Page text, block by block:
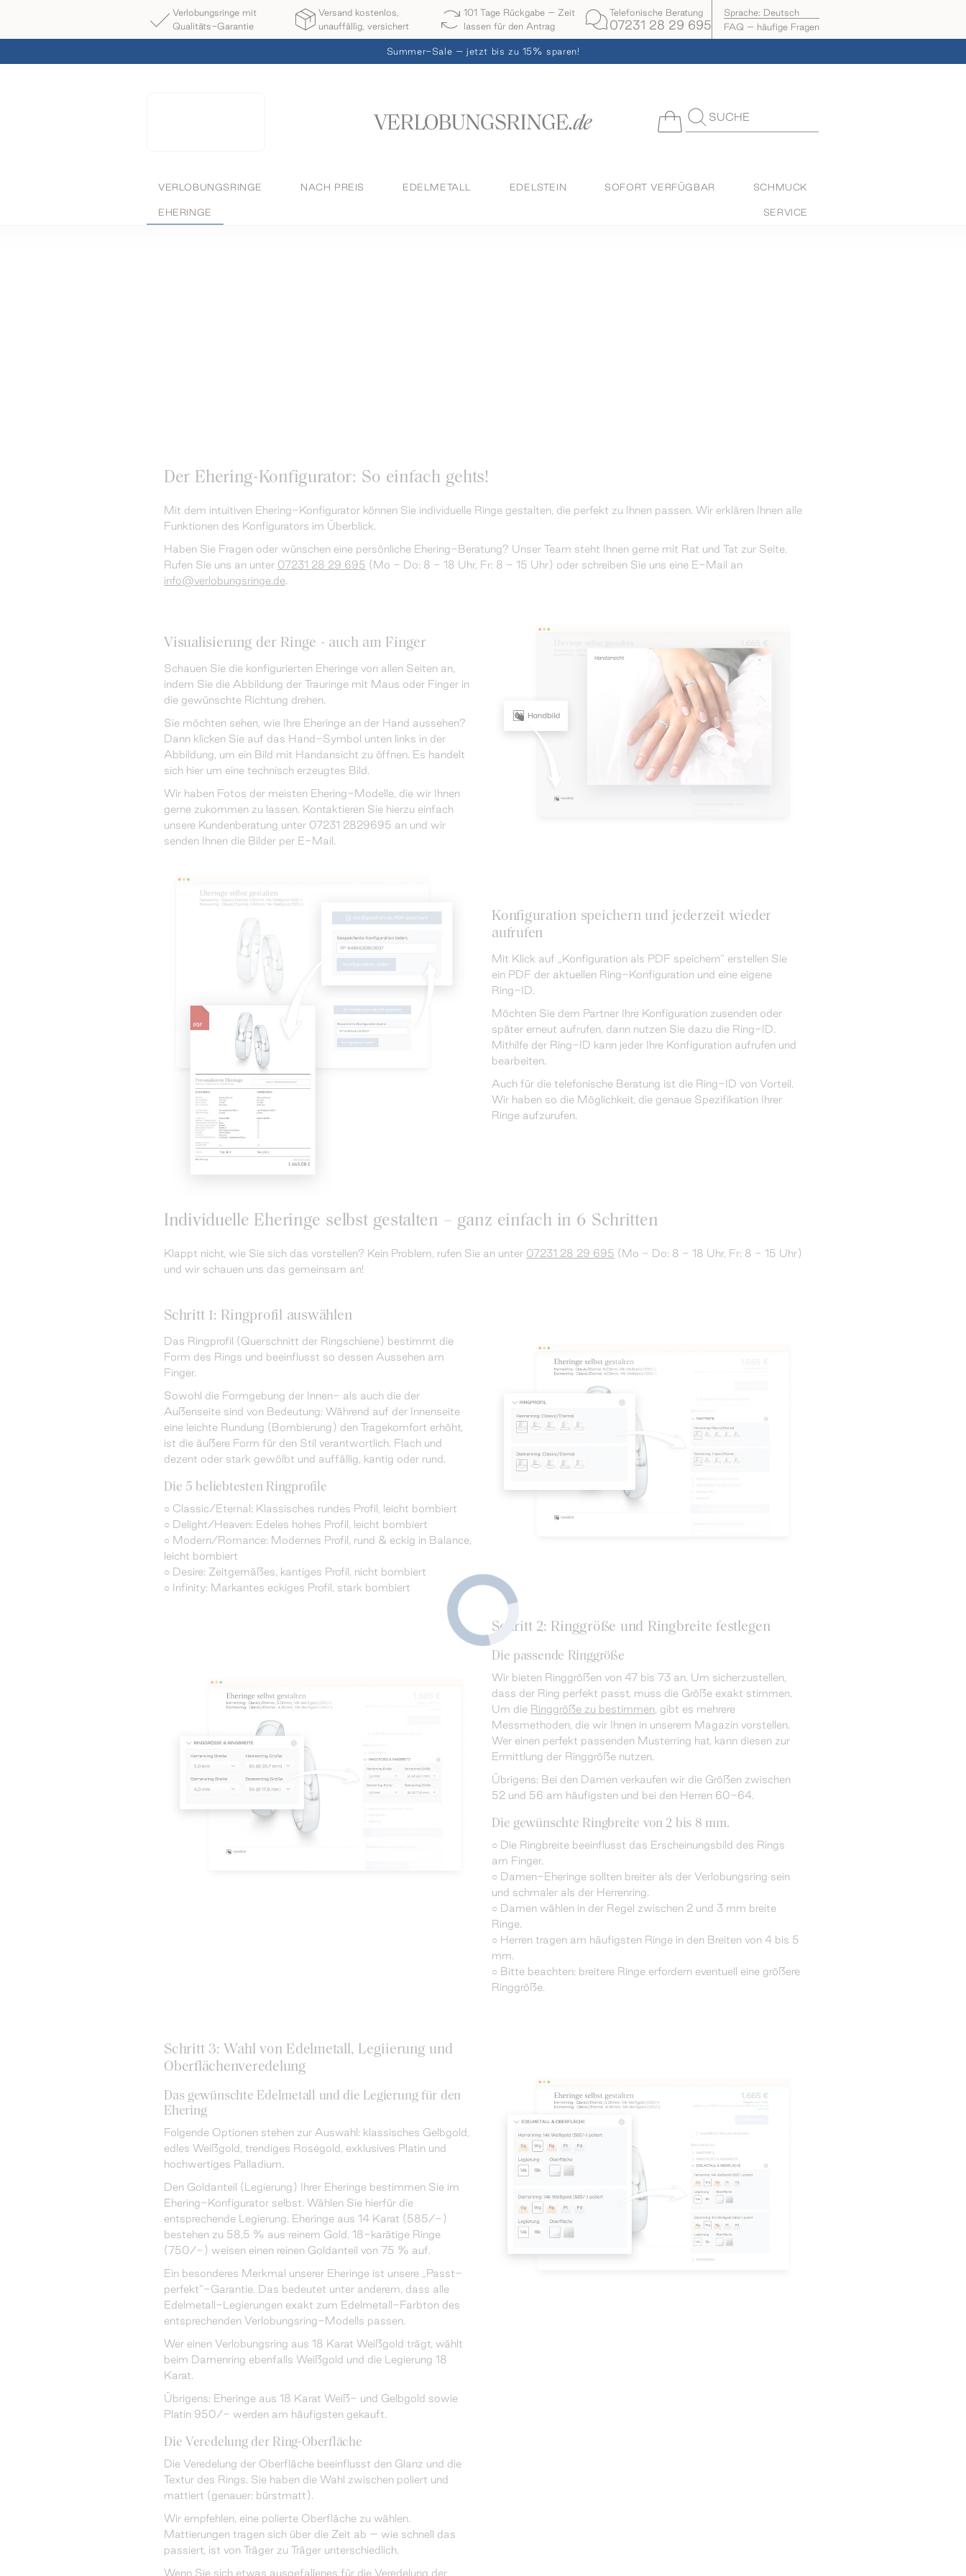
Verlobungsringe mit
Qualitäts-Garantie
Versand kostenlos,
unauffällig, versichert
101 Tage Rückgabe – Zeit
lassen für den Antrag
Telefonische Beratung
07231 28 29 695
Sprache: Deutsch
FAQ – häufige Fragen
Summer-Sale – jetzt bis zu 15% sparen!
SUCHE
VERLOBUNGSRINGE NACH PREIS EDELMETALL EDELSTEIN SOFORT VERFÜGBAR SCHMUCK
EHERINGE SERVICE
Der Ehering-Konfigurator: So einfach gehts!
Mit dem intuitiven Ehering-Konfigurator können Sie individuelle Ringe gestalten, die perfekt zu Ihnen passen. Wir erklären Ihnen alle
Funktionen des Konfigurators im Überblick.
Haben Sie Fragen oder wünschen eine persönliche Ehering-Beratung? Unser Team steht Ihnen gerne mit Rat und Tat zur Seite.
Rufen Sie uns an unter 07231 28 29 695 (Mo - Do: 8 - 18 Uhr, Fr: 8 - 15 Uhr) oder schreiben Sie uns eine E-Mail an
info@verlobungsringe.de.
Visualisierung der Ringe - auch am Finger
Schauen Sie die konfigurierten Eheringe von allen Seiten an,
indem Sie die Abbildung der Trauringe mit Maus oder Finger in
die gewünschte Richtung drehen.
Sie möchten sehen, wie Ihre Eheringe an der Hand aussehen?
Dann klicken Sie auf das Hand-Symbol unten links in der
Abbildung, um ein Bild mit Handansicht zu öffnen. Es handelt
sich hier um eine technisch erzeugtes Bild.
Wir haben Fotos der meisten Ehering-Modelle, die wir Ihnen
gerne zukommen zu lassen. Kontaktieren Sie hierzu einfach
unsere Kundenberatung unter 07231 2829695 an und wir
senden Ihnen die Bilder per E-Mail.
Konfiguration speichern und jederzeit wieder
aufrufen
Mit Klick auf „Konfiguration als PDF speichern“ erstellen Sie
ein PDF der aktuellen Ring-Konfiguration und eine eigene
Ring-ID.
Möchten Sie dem Partner Ihre Konfiguration zusenden oder
später erneut aufrufen, dann nutzen Sie dazu die Ring-ID.
Mithilfe der Ring-ID kann jeder Ihre Konfiguration aufrufen und
bearbeiten.
Auch für die telefonische Beratung ist die Ring-ID von Vorteil.
Wir haben so die Möglichkeit, die genaue Spezifikation Ihrer
Ringe aufzurufen.
Individuelle Eheringe selbst gestalten – ganz einfach in 6 Schritten
Klappt nicht, wie Sie sich das vorstellen? Kein Problem, rufen Sie an unter 07231 28 29 695 (Mo - Do: 8 - 18 Uhr, Fr: 8 - 15 Uhr)
und wir schauen uns das gemeinsam an!
Schritt 1: Ringprofil auswählen
Das Ringprofil (Querschnitt der Ringschiene) bestimmt die
Form des Rings und beeinflusst so dessen Aussehen am
Finger.
Sowohl die Formgebung der Innen- als auch die der
Außenseite sind von Bedeutung: Während auf der Innenseite
eine leichte Rundung (Bombierung) den Tragekomfort erhöht,
ist die äußere Form für den Stil verantwortlich. Flach und
dezent oder stark gewölbt und auffällig, kantig oder rund.
Die 5 beliebtesten Ringprofile
○ Classic/Eternal: Klassisches rundes Profil, leicht bombiert
○ Delight/Heaven: Edeles hohes Profil, leicht bombiert
○ Modern/Romance: Modernes Profil, rund & eckig in Balance,
leicht bombiert
○ Desire: Zeitgemäßes, kantiges Profil, nicht bombiert
○ Infinity: Markantes eckiges Profil, stark bombiert
Schritt 2: Ringgröße und Ringbreite festlegen
Die passende Ringgröße
Wir bieten Ringgrößen von 47 bis 73 an. Um sicherzustellen,
dass der Ring perfekt passt, muss die Größe exakt stimmen.
Um die Ringgröße zu bestimmen , gibt es mehrere
Messmethoden, die wir Ihnen in unserem Magazin vorstellen.
Wer einen perfekt passenden Musterring hat, kann diesen zur
Ermittlung der Ringgröße nutzen.
Übrigens: Bei den Damen verkaufen wir die Größen zwischen
52 und 56 am häufigsten und bei den Herren 60-64.
Die gewünschte Ringbreite von 2 bis 8 mm.
○ Die Ringbreite beeinflusst das Erscheinungsbild des Rings
am Finger.
○ Damen-Eheringe sollten breiter als der Verlobungsring sein
und schmaler als der Herrenring.
○ Damen wählen in der Regel zwischen 2 und 3 mm breite
Ringe.
○ Herren tragen am häufigsten Ringe in den Breiten von 4 bis 5
mm.
○ Bitte beachten: breitere Ringe erfordern eventuell eine größere
Ringgröße.
Schritt 3: Wahl von Edelmetall, Legiierung und
Oberflächenveredelung
Das gewünschte Edelmetall und die Legierung für den
Ehering
Folgende Optionen stehen zur Auswahl: klassisches Gelbgold,
edles Weißgold, trendiges Roségold, exklusives Platin und
hochwertiges Palladium.
Den Goldanteil (Legierung) Ihrer Eheringe bestimmen Sie im
Ehering-Konfigurator selbst. Wählen Sie hierfür die
entsprechende Legierung. Eheringe aus 14 Karat (585/-)
bestehen zu 58,5 % aus reinem Gold. 18-karätige Ringe
(750/-) weisen einen reinen Goldanteil von 75 % auf.
Ein besonderes Merkmal unserer Eheringe ist unsere „Passt-
perfekt“-Garantie. Das bedeutet unter anderem, dass alle
Edelmetall-Legierungen exakt zum Edelmetall-Farbton des
entsprechenden Verlobungsring-Modells passen.
Wer einen Verlobungsring aus 18 Karat Weißgold trägt, wählt
beim Damenring ebenfalls Weißgold und die Legierung 18
Karat.
Übrigens: Eheringe aus 18 Karat Weiß- und Gelbgold sowie
Platin 950/- werden am häufigsten gekauft.
Die Veredelung der Ring-Oberfläche
Die Veredelung der Oberfläche beeinflusst den Glanz und die
Textur des Rings. Sie haben die Wahl zwischen poliert und
mattiert (genauer: bürstmatt).
Wir empfehlen, eine polierte Oberfläche zu wählen.
Mattierungen tragen sich über die Zeit ab – wie schnell das
passiert, ist von Träger zu Träger unterschiedlich.
Wenn Sie sich etwas ausgefallenes für die Veredelung der